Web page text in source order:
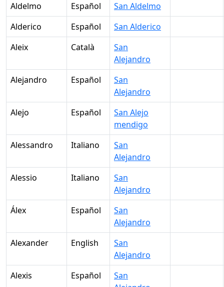
Aldelmo
Español
San Aldelmo
Alderico
Español
San Alderico
Aleix
Català
San
Alejandro
Alejandro
Español
San
Alejandro
Alejo
Español
San Alejo
mendigo
Alessandro
Italiano
San
Alejandro
Alessio
Italiano
San
Alejandro
Álex
Español
San
Alejandro
Alexander
English
San
Alejandro
Alexis
Español
San